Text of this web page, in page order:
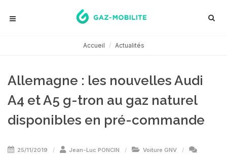
Accueil Actualités
Allemagne : les nouvelles Audi
A4 et A5 g-tron au gaz naturel
disponibles en pré-commande
25/11/2019 Jean-Luc PONCIN Voiture GNV